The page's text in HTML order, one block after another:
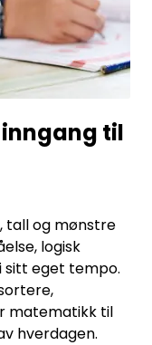
til
tall og mønstre
logisk
sitt eget tempo.
matematikk til
hverdagen.